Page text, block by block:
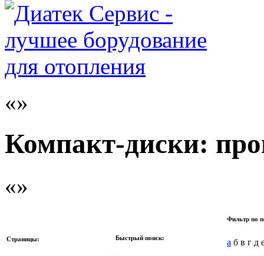
Компакт-диски:
Страницы: Быстрый поиск:
Фильтр по
а б в г д